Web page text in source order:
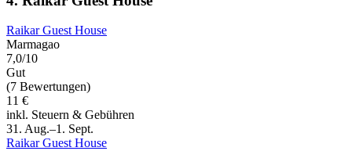
Raikar Guest House
Marmagao
7,0/10
Gut
(7 Bewertungen)
11 €
inkl. Steuern & Gebühren
31. Aug.–1. Sept.
Raikar Guest House